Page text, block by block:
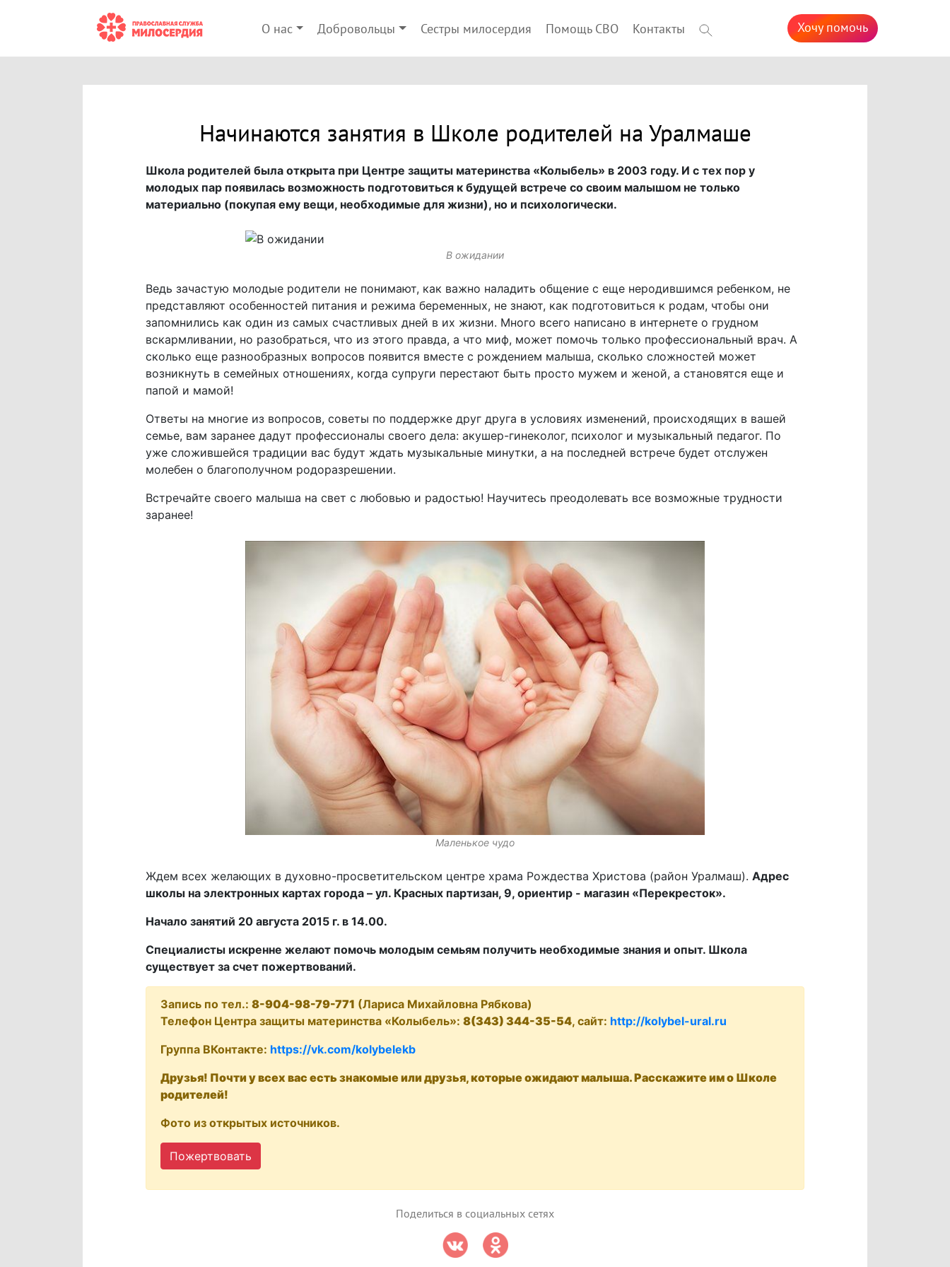
О нас Добровольцы Сестры милосердия Помощь СВО Контакты Хочу помочь
Начинаются занятия в Школе родителей на Уралмаше
Школа родителей была открыта при Центре защиты материнства «Колыбель» в 2003 году. И с тех пор у
молодых пар появилась возможность подготовиться к будущей встрече со своим малышом не только
материально (покупая ему вещи, необходимые для жизни), но и психологически.
В ожидании
Ведь зачастую молодые родители не понимают, как важно наладить общение с еще неродившимся ребенком, не
представляют особенностей питания и режима беременных, не знают, как подготовиться к родам, чтобы они
запомнились как один из самых счастливых дней в их жизни. Много всего написано в интернете о грудном
вскармливании, но разобраться, что из этого правда, а что миф, может помочь только профессиональный врач. А
сколько еще разнообразных вопросов появится вместе с рождением малыша, сколько сложностей может
возникнуть в семейных отношениях, когда супруги перестают быть просто мужем и женой, а становятся еще и
папой и мамой!
Ответы на многие из вопросов, советы по поддержке друг друга в условиях изменений, происходящих в вашей
семье, вам заранее дадут профессионалы своего дела: акушер-гинеколог, психолог и музыкальный педагог. По
уже сложившейся традиции вас будут ждать музыкальные минутки, а на последней встрече будет отслужен
молебен о благополучном родоразрешении.
Встречайте своего малыша на свет с любовью и радостью! Научитесь преодолевать все возможные трудности
заранее!
Маленькое чудо
Ждем всех желающих в духовно-просветительском центре храма Рождества Христова (район Уралмаш). Адрес
школы на электронных картах города – ул. Красных партизан, 9, ориентир - магазин «Перекресток».
Начало занятий 20 августа 2015 г. в 14.00.
Специалисты искренне желают помочь молодым семьям получить необходимые знания и опыт. Школа
существует за счет пожертвований.
Запись по тел.: 8-904-98-79-771 (Лариса Михайловна Рябкова)
Телефон Центра защиты материнства «Колыбель»: 8(343) 344-35-54, сайт: http://kolybel-ural.ru
Группа ВКонтакте: https://vk.com/kolybelekb
Друзья! Почти у всех вас есть знакомые или друзья, которые ожидают малыша. Расскажите им о Школе
родителей!
Фото из открытых источников.
Пожертвовать
Поделиться в социальных сетях